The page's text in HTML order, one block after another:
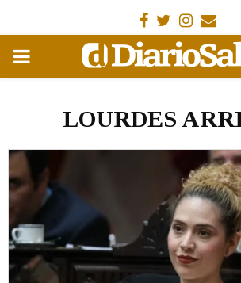
Facebook
Gorjeo
MENÚ
LOURDES